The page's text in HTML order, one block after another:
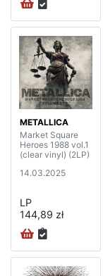
METALLICA
Market Square
Heroes 1988 vol.1
(clear vinyl) (2LP)
14.03.2025
LP
144,89 zł